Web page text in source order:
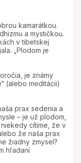
kamarátkou.
a mystičkou.
v tibetskej
„Plodom je
je známy
(alebo meditácii)
prax sedenia a
– je už plodom,
cítime, že v
že naša prax
žiadny zmysel?
hľadaní